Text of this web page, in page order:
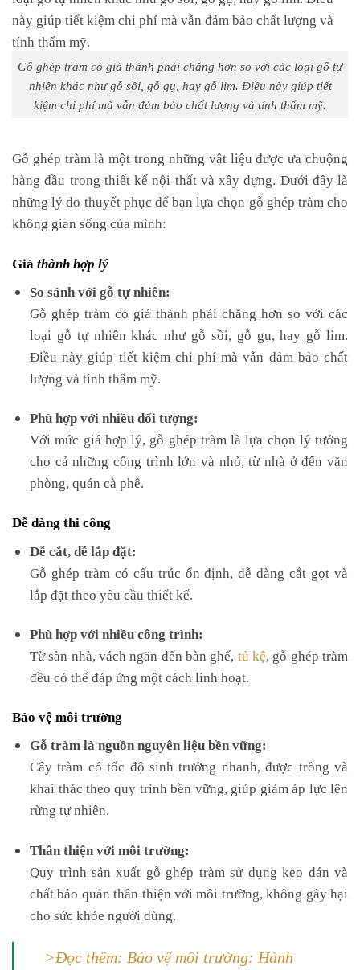
Gỗ ghép tràm có giá thành phải chăng hơn so với các loại gỗ tự
nhiên khác như gỗ sồi, gỗ gụ, hay gỗ lim. Điều này giúp tiết
kiệm chi phí mà vẫn đảm bảo chất lượng và tính thẩm mỹ.
Gỗ ghép tràm là một trong những vật liệu được ưa chuộng
hàng đầu trong thiết kế nội thất và xây dựng. Dưới đây là
những lý do thuyết phục để bạn lựa chọn gỗ ghép tràm cho
không gian sống của mình:
Giá thành hợp lý
So sánh với gỗ tự nhiên:
Gỗ ghép tràm có giá thành phải chăng hơn so với các
loại gỗ tự nhiên khác như gỗ sồi, gỗ gụ, hay gỗ lim.
Điều này giúp tiết kiệm chi phí mà vẫn đảm bảo chất
lượng và tính thẩm mỹ.
Phù hợp với nhiều đối tượng:
Với mức giá hợp lý, gỗ ghép tràm là lựa chọn lý tưởng
cho cả những công trình lớn và nhỏ, từ nhà ở đến văn
phòng, quán cà phê.
Dễ dàng thi công
Dễ cắt, dễ lắp đặt:
Gỗ ghép tràm có cấu trúc ổn định, dễ dàng cắt gọt và
lắp đặt theo yêu cầu thiết kế.
Phù hợp với nhiều công trình:
Từ sàn nhà, vách ngăn đến bàn ghế, tủ kệ , gỗ ghép tràm
đều có thể đáp ứng một cách linh hoạt.
Bảo vệ môi trường
Gỗ tràm là nguồn nguyên liệu bền vững:
Cây tràm có tốc độ sinh trưởng nhanh, được trồng và
khai thác theo quy trình bền vững, giúp giảm áp lực lên
rừng tự nhiên.
Thân thiện với môi trường:
Quy trình sản xuất gỗ ghép tràm sử dụng keo dán và
chất bảo quản thân thiện với môi trường, không gây hại
cho sức khỏe người dùng.
>Đọc thêm: Bảo vệ môi trường: Hành